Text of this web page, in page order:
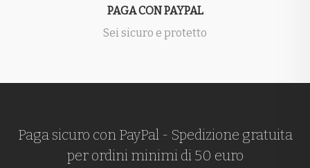
PAGA CON PAYPAL
Sei sicuro e protetto
Paga sicuro con PayPal - Spedizione gratuita
per ordini minimi di 50 euro